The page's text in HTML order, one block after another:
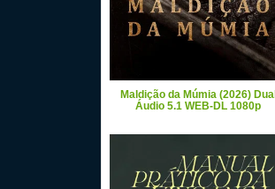
Maldição da Múmia (2026) Dual
Áudio 5.1 WEB-DL 1080p